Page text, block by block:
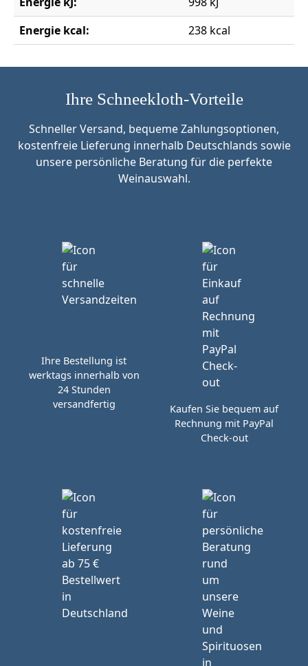
Energie kcal:
238 kcal
Ihre Schneekloth-Vorteile
Schneller Versand, bequeme Zahlungsoptionen,
kostenfreie Lieferung innerhalb Deutschlands sowie
unsere persönliche Beratung für die perfekte
Weinauswahl.
Ihre Bestellung ist
werktags innerhalb von
24 Stunden
versandfertig
Kaufen Sie bequem auf
Rechnung mit PayPal
Check-out